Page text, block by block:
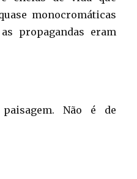
monocromáticas
propagandas eram
Não é de